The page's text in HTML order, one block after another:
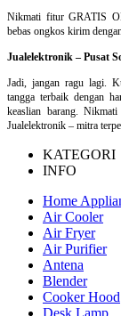
Nikmati fitur GRATIS
bebas ongkos kirim
Jualelektronik – Pusat
Jadi, jangan ragu lagi.
tangga terbaik dengan
keaslian barang.
Jualelektronik – mitra
KATEGORI
INFO
Home
Air Cooler
Air Fryer
Air Purifier
Antena
Blender
Cooker Hood
Desk Lamp